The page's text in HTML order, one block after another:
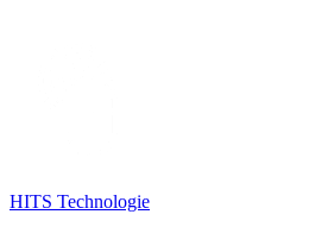
HITS Technologie